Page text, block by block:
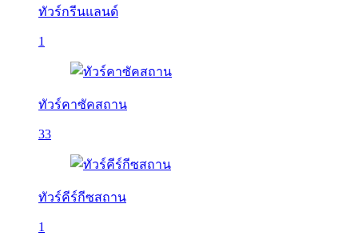
ทัวร์กรีนแลนด์
1
ทัวร์คาซัคสถาน
33
ทัวร์คีร์กีซสถาน
1